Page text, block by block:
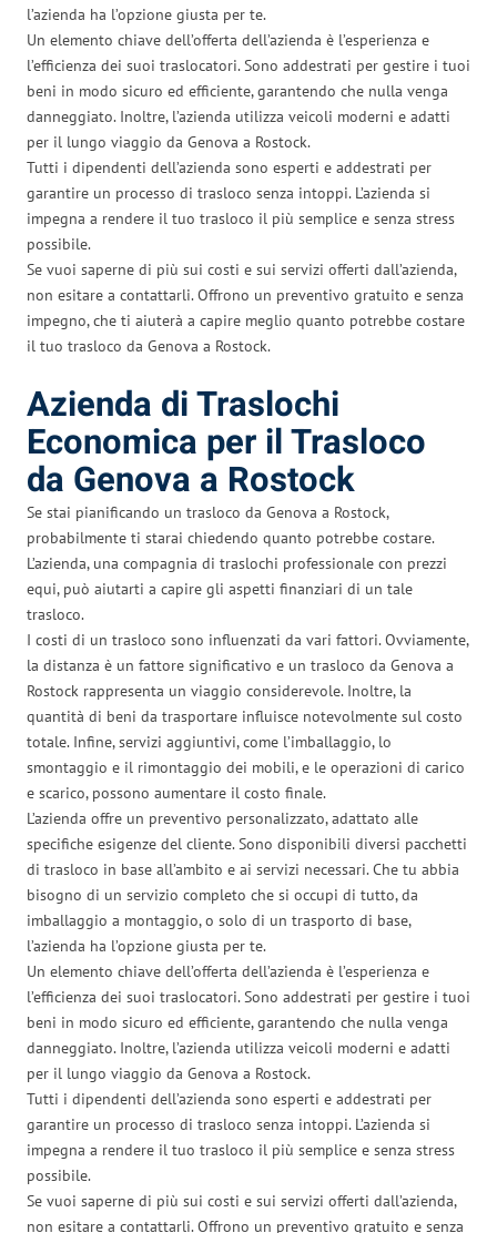
l’azienda ha l’opzione giusta per te.
Un elemento chiave dell’offerta dell’azienda è l’esperienza e
l’efficienza dei suoi traslocatori. Sono addestrati per gestire i tuoi
beni in modo sicuro ed efficiente, garantendo che nulla venga
danneggiato. Inoltre, l’azienda utilizza veicoli moderni e adatti
per il lungo viaggio da Genova a Rostock.
Tutti i dipendenti dell’azienda sono esperti e addestrati per
garantire un processo di trasloco senza intoppi. L’azienda si
impegna a rendere il tuo trasloco il più semplice e senza stress
possibile.
Se vuoi saperne di più sui costi e sui servizi offerti dall’azienda,
non esitare a contattarli. Offrono un preventivo gratuito e senza
impegno, che ti aiuterà a capire meglio quanto potrebbe costare
il tuo trasloco da Genova a Rostock.
Azienda di Traslochi
Economica per il Trasloco
da Genova a Rostock
Se stai pianificando un trasloco da Genova a Rostock,
probabilmente ti starai chiedendo quanto potrebbe costare.
L’azienda, una compagnia di traslochi professionale con prezzi
equi, può aiutarti a capire gli aspetti finanziari di un tale
trasloco.
I costi di un trasloco sono influenzati da vari fattori. Ovviamente,
la distanza è un fattore significativo e un trasloco da Genova a
Rostock rappresenta un viaggio considerevole. Inoltre, la
quantità di beni da trasportare influisce notevolmente sul costo
totale. Infine, servizi aggiuntivi, come l’imballaggio, lo
smontaggio e il rimontaggio dei mobili, e le operazioni di carico
e scarico, possono aumentare il costo finale.
L’azienda offre un preventivo personalizzato, adattato alle
specifiche esigenze del cliente. Sono disponibili diversi pacchetti
di trasloco in base all’ambito e ai servizi necessari. Che tu abbia
bisogno di un servizio completo che si occupi di tutto, da
imballaggio a montaggio, o solo di un trasporto di base,
l’azienda ha l’opzione giusta per te.
Un elemento chiave dell’offerta dell’azienda è l’esperienza e
l’efficienza dei suoi traslocatori. Sono addestrati per gestire i tuoi
beni in modo sicuro ed efficiente, garantendo che nulla venga
danneggiato. Inoltre, l’azienda utilizza veicoli moderni e adatti
per il lungo viaggio da Genova a Rostock.
Tutti i dipendenti dell’azienda sono esperti e addestrati per
garantire un processo di trasloco senza intoppi. L’azienda si
impegna a rendere il tuo trasloco il più semplice e senza stress
possibile.
Se vuoi saperne di più sui costi e sui servizi offerti dall’azienda,
non esitare a contattarli. Offrono un preventivo gratuito e senza